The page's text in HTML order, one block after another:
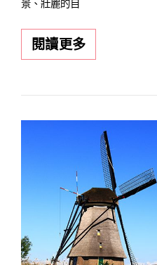
景、壯麗的自
閱讀更多歐
洲
得
家
有
哪
些？